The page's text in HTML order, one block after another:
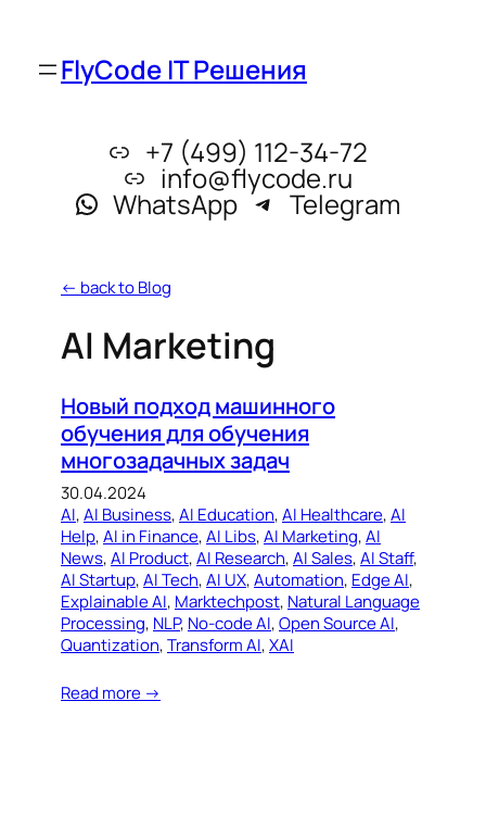
FlyCode IT Решения
+7 (499) 112-34-72
info@flycode.ru
WhatsApp Telegram
← back to Blog
AI Marketing
Новый подход машинного
обучения для обучения
многозадачных задач
30.04.2024
AI, AI Business, AI Education, AI Healthcare, AI
Help, AI in Finance, AI Libs, AI Marketing, AI
News, AI Product, AI Research, AI Sales, AI Staff
AI Startup, AI Tech, AI UX, Automation, Edge AI
Explainable AI, Marktechpost, Natural Language
Processing, NLP, No-code AI, Open Source AI
Quantization, Transform AI, XAI
Read more →